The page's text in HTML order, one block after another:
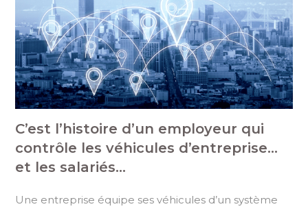
C’est l’histoire d’un employeur qui
contrôle les véhicules d’entreprise…
et les salariés…
Une entreprise équipe ses véhicules d’un système